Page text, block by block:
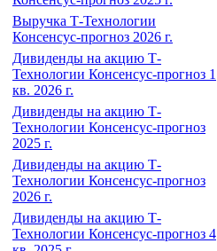
Выручка Т-Технологии
Консенсус-прогноз 2026 г.
Дивиденды на акцию Т-
Технологии Консенсус-прогноз 1
кв. 2026 г.
Дивиденды на акцию Т-
Технологии Консенсус-прогноз
2025 г.
Дивиденды на акцию Т-
Технологии Консенсус-прогноз
2026 г.
Дивиденды на акцию Т-
Технологии Консенсус-прогноз 4